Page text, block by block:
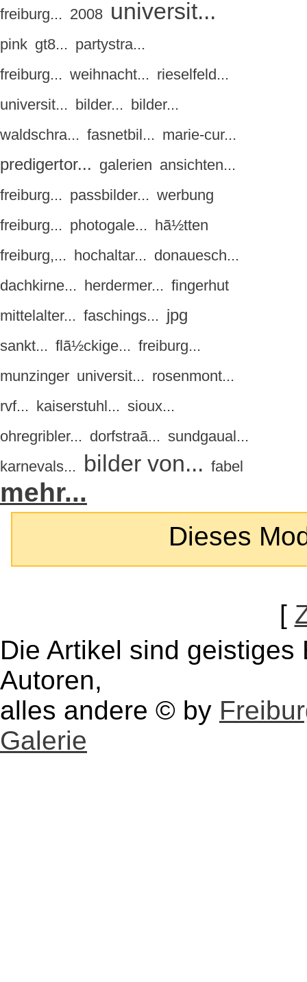
freiburg... 2008 universit...
pink gt8... partystra...
freiburg... weihnacht... rieselfeld...
universit... bilder... bilder...
waldschra... fasnetbil... marie-cur...
predigertor... galerien ansichten...
freiburg... passbilder... werbung
freiburg... photogale... hã½tten
freiburg,... hochaltar... donauesch...
dachkirne... herdermer... fingerhut
mittelalter... faschings... jpg
sankt... flã½ckige... freiburg...
munzinger universit... rosenmont...
rvf... kaiserstuhl... sioux...
ohregribler... dorfstraã... sundgaual...
karnevals... bilder von... fabel
mehr...
Dieses
[
Die Artikel sind
Autoren,
alles andere © by
Galerie